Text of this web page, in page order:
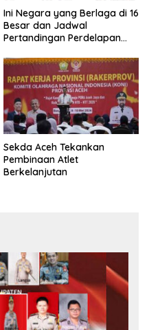
Ini Negara yang Berlaga di 16
Besar dan Jadwal
Pertandingan Perdelapan
Sekda Aceh Tekankan
Pembinaan Atlet
Berkelanjutan